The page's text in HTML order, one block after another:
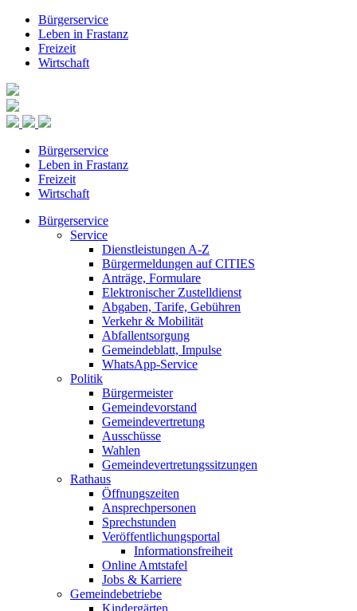
Bürgerservice
Leben in Frastanz
Freizeit
Wirtschaft
Bürgerservice
Leben in Frastanz
Freizeit
Wirtschaft
Bürgerservice
Service
Dienstleistungen A-Z
Bürgermeldungen auf CITIES
Anträge, Formulare
Elektronischer Zustelldienst
Abgaben, Tarife, Gebühren
Verkehr & Mobilität
Abfallentsorgung
Gemeindeblatt, Impulse
WhatsApp-Service
Politik
Bürgermeister
Gemeindevorstand
Gemeindevertretung
Ausschüsse
Wahlen
Gemeindevertretungssitzungen
Rathaus
Öffnungszeiten
Ansprechpersonen
Sprechstunden
Veröffentlichungsportal
Informationsfreiheit
Online Amtstafel
Jobs & Karriere
Gemeindebetriebe
Kindergärten